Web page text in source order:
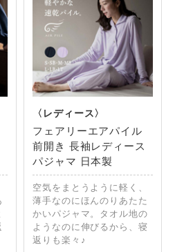
フェアリーエアパイル
前開き 長袖レディース
パジャマ 日本製
空気をまとうように軽く、
薄手なのにほんのりあたた
かいパジャマ。タオル地の
ようなのに伸びるから、寝
返りも楽々♪